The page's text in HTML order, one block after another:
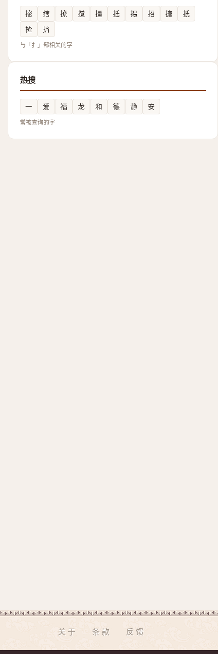
㨸 搳 撩 撹 㩖 抵 掦 招 搪
扺
揸
㨈
与「扌」部相关的字
热搜
一 爱 福 龙 和 德 静 安
常被查询的字
关于 条款 反馈